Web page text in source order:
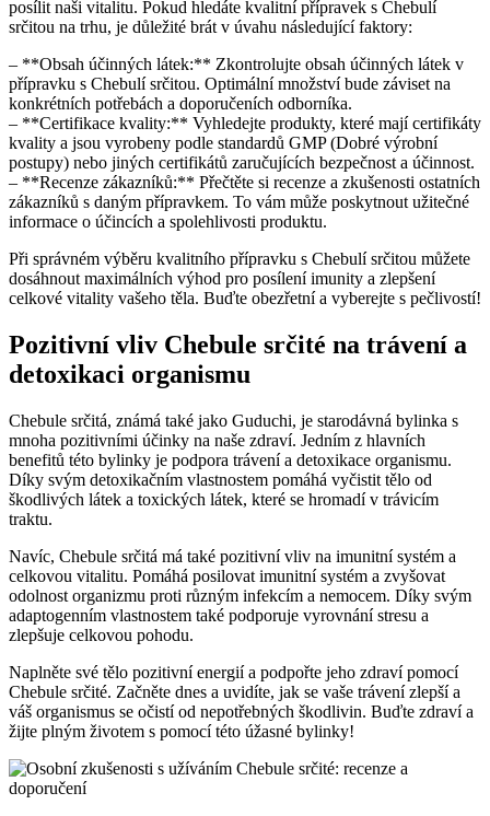
posílit naši vitalitu. Pokud hledáte kvalitní přípravek s Chebulí
srčitou na trhu, je důležité brát v úvahu následující faktory:
– **Obsah účinných látek:** Zkontrolujte obsah účinných látek v
přípravku s Chebulí srčitou. Optimální množství bude záviset na
konkrétních potřebách a doporučeních odborníka.
– **Certifikace kvality:** Vyhledejte produkty, které mají certifikáty
kvality a jsou vyrobeny podle standardů GMP (Dobré výrobní
postupy) nebo jiných certifikátů zaručujících bezpečnost a účinnost.
– **Recenze zákazníků:** Přečtěte si recenze a zkušenosti ostatních
zákazníků s daným přípravkem. To vám může poskytnout užitečné
informace o účincích a spolehlivosti produktu.
Při správném výběru kvalitního přípravku s Chebulí srčitou můžete
dosáhnout maximálních výhod pro posílení imunity a zlepšení
celkové vitality vašeho těla. Buďte obezřetní a vyberejte s pečlivostí!
Pozitivní vliv Chebule srčité na trávení a
detoxikaci organismu
Chebule srčitá, známá také jako Guduchi, je starodávná bylinka s
mnoha pozitivními účinky na naše zdraví. Jedním z hlavních
benefitů této bylinky je podpora trávení a detoxikace organismu.
Díky svým detoxikačním vlastnostem pomáhá vyčistit tělo od
škodlivých látek a toxických látek, které se hromadí v trávicím
traktu.
Navíc, Chebule srčitá má také pozitivní vliv na imunitní systém a
celkovou vitalitu. Pomáhá posilovat imunitní systém a zvyšovat
odolnost organizmu proti různým infekcím a nemocem. Díky svým
adaptogenním vlastnostem také podporuje vyrovnání stresu a
zlepšuje celkovou pohodu.
Naplněte své tělo pozitivní energií a podpořte jeho zdraví pomocí
Chebule srčité. Začněte dnes a uvidíte, jak se vaše trávení zlepší a
váš organismus se očistí od nepotřebných škodlivin. Buďte zdraví a
žijte plným životem s pomocí této úžasné bylinky!